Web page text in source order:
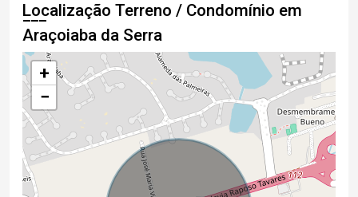
Localização Terreno / Condomínio em
Araçoiaba da Serra
+
−